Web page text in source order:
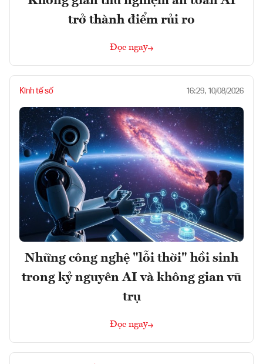
trở thành điểm rủi ro
Đọc ngay
Kinh tế số 16:29, 10/08/2026
Những công nghệ "lỗi thời" hồi sinh
trong kỷ nguyên AI và không gian vũ
trụ
Đọc ngay